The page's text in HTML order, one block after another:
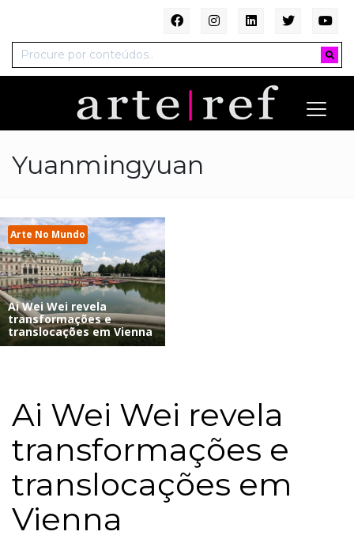
Yuanmingyuan
Arte No Mundo
Ai Wei Wei revela
transformações e
translocações em Vienna
Ai Wei Wei revela
transformações e
translocações em
Vienna